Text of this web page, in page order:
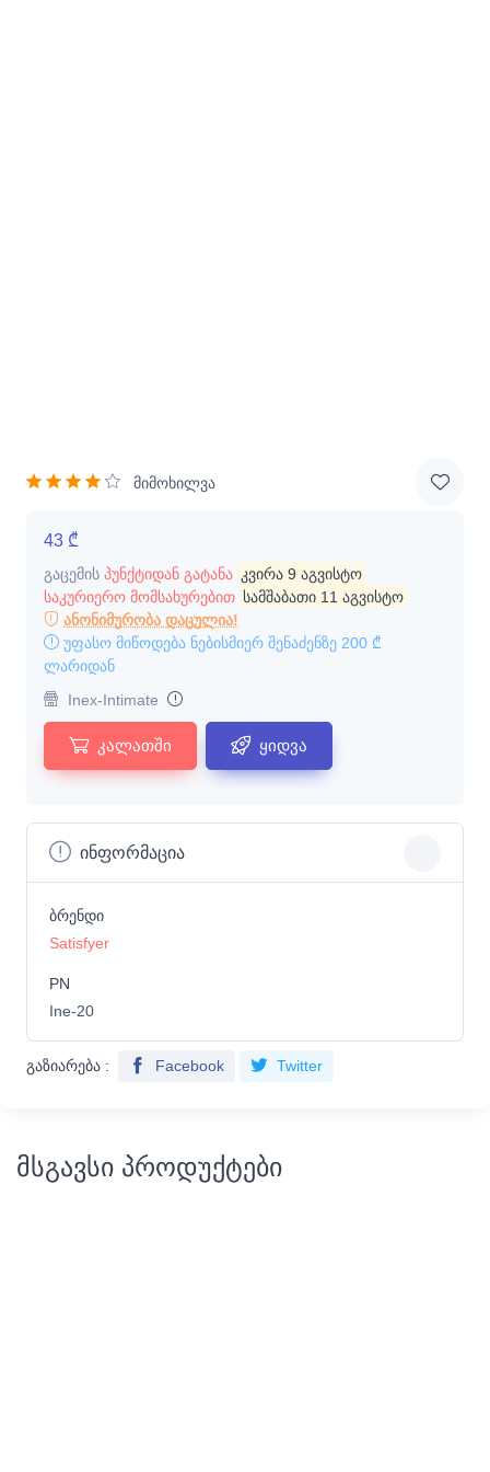
მიმოხილვა
43 ₾
გაცემის პუნქტიდან გატანა კვირა 9 აგვისტო
საკურიერო მომსახურებით სამშაბათი 11 აგვისტო
ანონიმურობა დაცულია!
უფასო მიწოდება ნებისმიერ შენაძენზე 200 ₾
ლარიდან
Inex-Intimate
კალათში ყიდვა
ინფორმაცია
ბრენდი
Satisfyer
PN
Ine-20
გაზიარება : Facebook Twitter
მსგავსი პროდუქტები